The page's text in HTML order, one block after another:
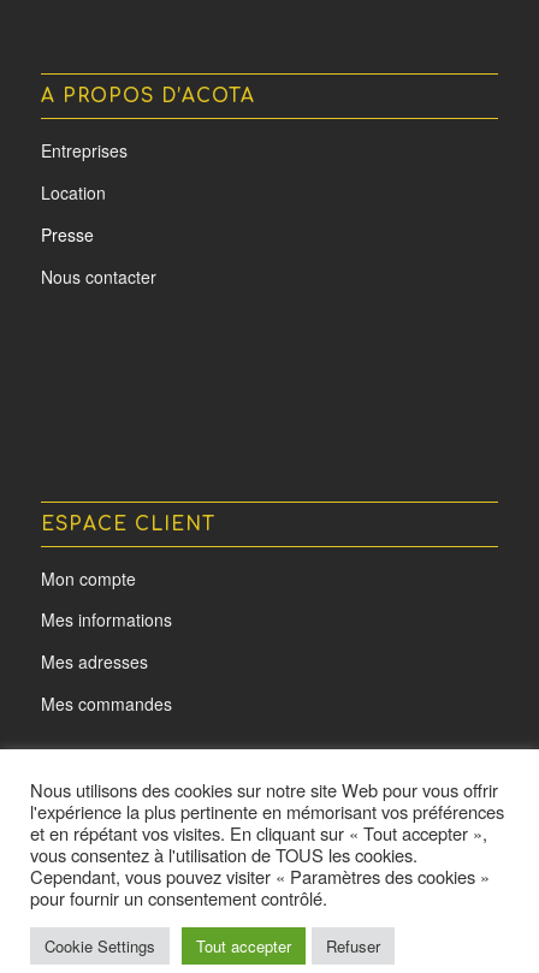
A PROPOS D’ACOTA
Entreprises
Location
Presse
Nous contacter
ESPACE CLIENT
Mon compte
Mes informations
Mes adresses
Mes commandes
@ L'oeil d'Acota - Made byYurcom
Nous utilisons des cookies sur notre site Web pour vous offrir
l'expérience la plus pertinente en mémorisant vos préférences
et en répétant vos visites. En cliquant sur « Tout accepter »,
vous consentez à l'utilisation de TOUS les cookies.
Cependant, vous pouvez visiter « Paramètres des cookies »
pour fournir un consentement contrôlé.
Cookie Settings Tout accepter Refuser